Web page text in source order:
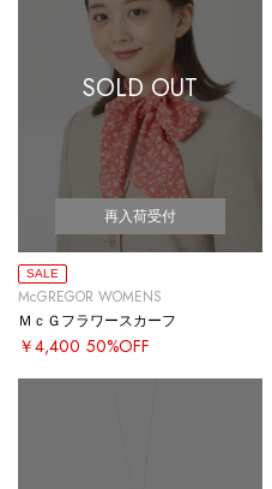
SOLD OUT
再入荷受付
SALE
McGREGOR WOMENS
ＭｃＧフラワースカーフ
￥4,400 50%OFF